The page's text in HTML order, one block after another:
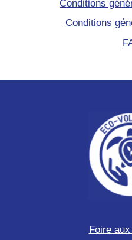
Conditions
Conditions
Foire